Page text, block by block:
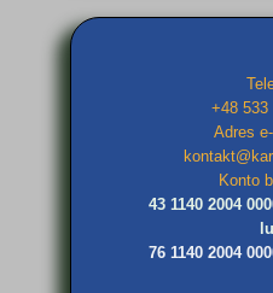
+48 533
Adres
Konto
43 1140 2004
76 1140 2004